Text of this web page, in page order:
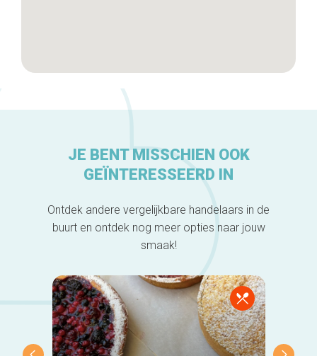
JE BENT MISSCHIEN OOK
GEÏNTERESSEERD IN
Ontdek andere vergelijkbare handelaars in de
buurt en ontdek nog meer opties naar jouw
smaak!